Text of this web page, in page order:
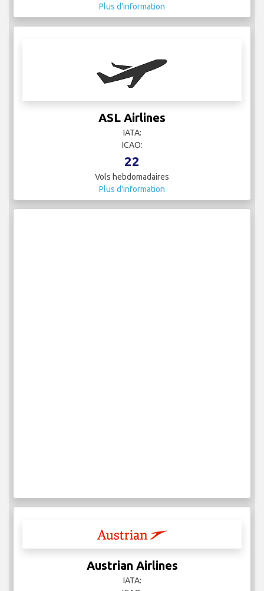
Plus d'information
ASL Airlines
IATA:
ICAO:
22
Vols hebdomadaires
Plus d'information
Austrian Airlines
IATA: